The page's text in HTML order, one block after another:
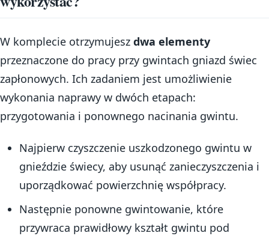
W komplecie otrzymujesz dwa elementy
przeznaczone do pracy przy gwintach gniazd świec
zapłonowych. Ich zadaniem jest umożliwienie
wykonania naprawy w dwóch etapach:
przygotowania i ponownego nacinania gwintu.
Najpierw czyszczenie uszkodzonego gwintu w
gnieździe świecy, aby usunąć zanieczyszczenia i
uporządkować powierzchnię współpracy.
Następnie ponowne gwintowanie, które
przywraca prawidłowy kształt gwintu pod